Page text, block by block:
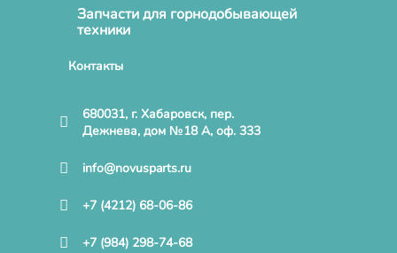
Запчасти для горнодобывающей
техники
Контакты
680031, г. Хабаровск, пер.
Дежнева, дом №18 А, оф. 333
info@novusparts.ru
+7 (4212) 68-06-86
+7 (984) 298-74-68